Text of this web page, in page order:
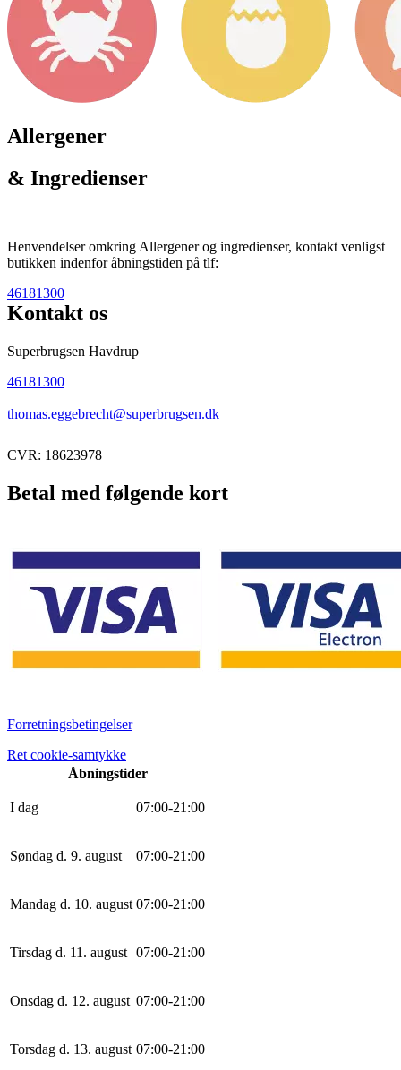
Allergener
& Ingredienser
Henvendelser omkring Allergener og ingredienser, kontakt venligst
butikken indenfor åbningstiden på tlf:
46181300
Kontakt os
Superbrugsen Havdrup
46181300
thomas.eggebrecht@superbrugsen.dk
CVR: 18623978
Betal med følgende kort
Forretningsbetingelser
Ret cookie-samtykke
Åbningstider
I dag 07:00-21 :00
Søndag d. 9. august 07:00-21 :00
Mandag d. 10. august 07:00-21 :00
Tirsdag d. 11. august 07:00-21 :00
Onsdag d. 12. august 07:00-21 :00
Torsdag d. 13. august 07:00-21 :00